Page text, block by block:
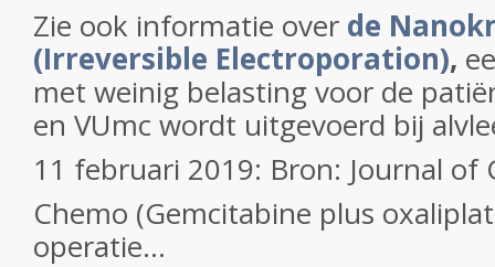
Zie ook informatie over de
(Irreversible Electroporation),
met weinig belasting voor de
en VUmc wordt uitgevoerd bij
11 februari 2019: Bron: Journal of
Chemo (Gemcitabine plus
operatie...